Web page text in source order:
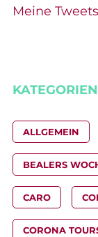
Meine Tweets
KATEGORIEN
ALLGEMEIN
BEALERS
CARO
CORONA